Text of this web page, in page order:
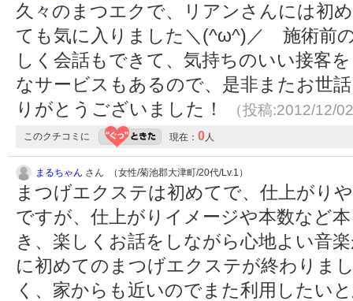
久々のまつエクで、リアンさんには初
ても気に入りました＼(^ω^)／ 施術前
しく会話もできて、気持ちのいい接客
なサービスもあるので、是非またお
りがとうございました！
（投稿:2012/12/
このクチコミに 現在： 0人
まるちゃん さん （女性/菊池郡大津町/20代/Lv.1）
まつげエクステは初めてで、仕上がり
ですが、仕上がりイメージや本数など
き、楽しくお話をしながら心地よい音
に初めてのまつげエクステが終わりま
く、家からも近いのでまた利用したい